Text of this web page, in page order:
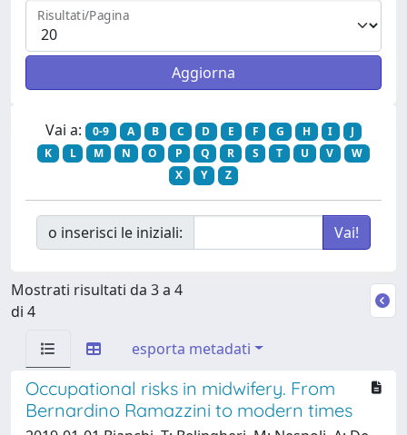
Risultati/Pagina
Vai a: 0-9 A B C D E F G H I
J
K
L M N O P Q R S T U V
W
X
Y Z
o inserisci le iniziali:
Mostrati risultati da 3 a 4
di 4
esporta metadati
Occupational risks in midwifery. From
Bernardino Ramazzini to modern times